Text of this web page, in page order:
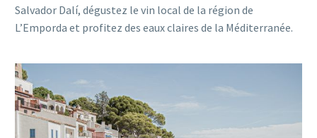
Salvador Dalí, dégustez le vin local de la région de
L’Emporda et profitez des eaux claires de la Méditerranée.